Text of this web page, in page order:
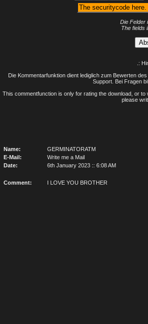
Die Felder
The fields
.:
Die Kommentarfunktion dient lediglich zum Bewerten
Support. Bei Fragen
This commentfunction is only for rating the download, or
please
Name:
GERMINATORATM
E-Mail:
Write me a Mail
Date:
6th January 2023 :: 6:08 AM
Comment: I LOVE YOU BROTHER